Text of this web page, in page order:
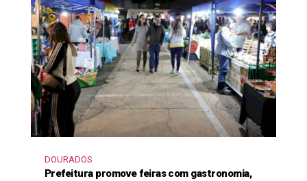
DOURADOS
Prefeitura promove feiras com gastronomia,